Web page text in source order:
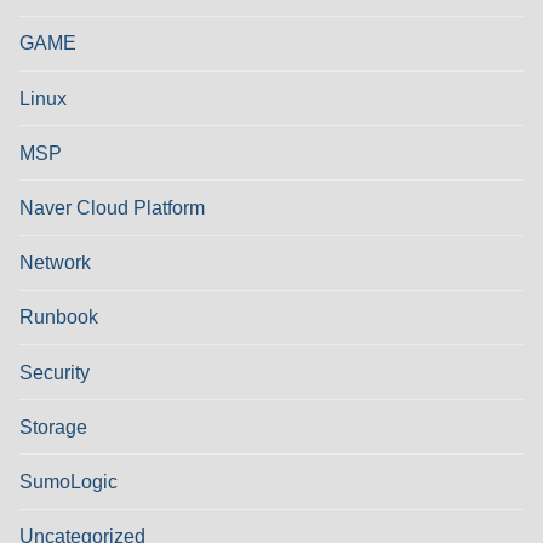
GAME
Linux
MSP
Naver Cloud Platform
Network
Runbook
Security
Storage
SumoLogic
Uncategorized